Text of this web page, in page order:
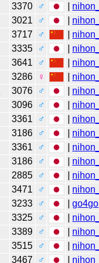
3370 ♂
3021 ♂
3717 ♂
3335 ♂
3641 ♂
3286 ♀
3076 ♂
3096 ♂
3361 ♂
3186 ♂
3361 ♂
3186 ♂
2885 ♂
3471 ♂
3233 ♂ |go4go
3325 ♂
3389 ♂
3515 ♂
3467 ♂